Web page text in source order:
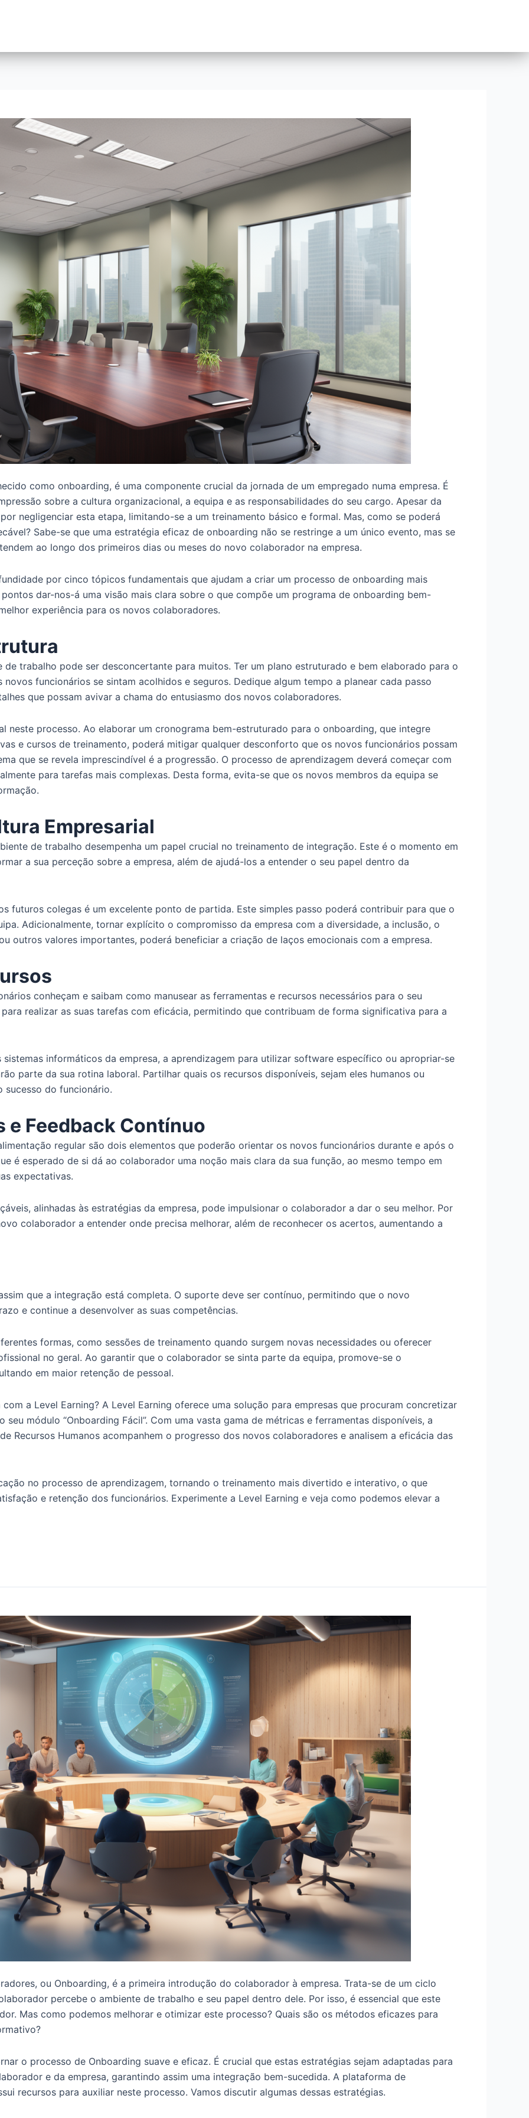
como onboarding, é uma componente crucial da jornada de um empregado numa empresa. É
sobre a cultura organizacional, a equipa e as responsabilidades do seu cargo. Apesar da
negligenciar esta etapa, limitando-se a um treinamento básico e formal. Mas, como se poderá
Sabe-se que uma estratégia eficaz de onboarding não se restringe a um único evento, mas se
ao longo dos primeiros dias ou meses do novo colaborador na empresa.
por cinco tópicos fundamentais que ajudam a criar um processo de onboarding mais
dar-nos-á uma visão mais clara sobre o que compõe um programa de onboarding bem-
experiência para os novos colaboradores.
trabalho pode ser desconcertante para muitos. Ter um plano estruturado e bem elaborado para o
funcionários se sintam acolhidos e seguros. Dedique algum tempo a planear cada passo
que possam avivar a chama do entusiasmo dos novos colaboradores.
neste processo. Ao elaborar um cronograma bem-estruturado para o onboarding, que integre
e cursos de treinamento, poderá mitigar qualquer desconforto que os novos funcionários possam
que se revela imprescindível é a progressão. O processo de aprendizagem deverá começar com
para tarefas mais complexas. Desta forma, evita-se que os novos membros da equipa se
Empresarial
de trabalho desempenha um papel crucial no treinamento de integração. Este é o momento em
a sua perceção sobre a empresa, além de ajudá-los a entender o seu papel dentro da
futuros colegas é um excelente ponto de partida. Este simples passo poderá contribuir para que o
Adicionalmente, tornar explícito o compromisso da empresa com a diversidade, a inclusão, o
outros valores importantes, poderá beneficiar a criação de laços emocionais com a empresa.
conheçam e saibam como manusear as ferramentas e recursos necessários para o seu
realizar as suas tarefas com eficácia, permitindo que contribuam de forma significativa para a
informáticos da empresa, a aprendizagem para utilizar software específico ou apropriar-se
parte da sua rotina laboral. Partilhar quais os recursos disponíveis, sejam eles humanos ou
sucesso do funcionário.
e Feedback Contínuo
regular são dois elementos que poderão orientar os novos funcionários durante e após o
é esperado de si dá ao colaborador uma noção mais clara da sua função, ao mesmo tempo em
expectativas.
alinhadas às estratégias da empresa, pode impulsionar o colaborador a dar o seu melhor. Por
colaborador a entender onde precisa melhorar, além de reconhecer os acertos, aumentando a
que a integração está completa. O suporte deve ser contínuo, permitindo que o novo
e continue a desenvolver as suas competências.
formas, como sessões de treinamento quando surgem novas necessidades ou oferecer
no geral. Ao garantir que o colaborador se sinta parte da equipa, promove-se o
em maior retenção de pessoal.
a Level Earning? A Level Earning oferece uma solução para empresas que procuram concretizar
módulo “Onboarding Fácil”. Com uma vasta gama de métricas e ferramentas disponíveis, a
Recursos Humanos acompanhem o progresso dos novos colaboradores e analisem a eficácia das
no processo de aprendizagem, tornando o treinamento mais divertido e interativo, o que
e retenção dos funcionários. Experimente a Level Earning e veja como podemos elevar a
ou Onboarding, é a primeira introdução do colaborador à empresa. Trata-se de um ciclo
percebe o ambiente de trabalho e seu papel dentro dele. Por isso, é essencial que este
Mas como podemos melhorar e otimizar este processo? Quais são os métodos eficazes para
o processo de Onboarding suave e eficaz. É crucial que estas estratégias sejam adaptadas para
e da empresa, garantindo assim uma integração bem-sucedida. A plataforma de
recursos para auxiliar neste processo. Vamos discutir algumas dessas estratégias.